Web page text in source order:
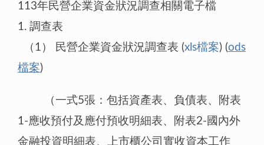
113年民營企業資金狀況調查相關電子檔
1. 調查表
（1） 民營企業資金狀況調查表 (xls檔案) (ods
檔案)
（一式5張：包括資產表、負債表、附表
1-應收預付及應付預收明細表、附表2-國內外
金融投資明細表、上市櫃公司實收資本工作